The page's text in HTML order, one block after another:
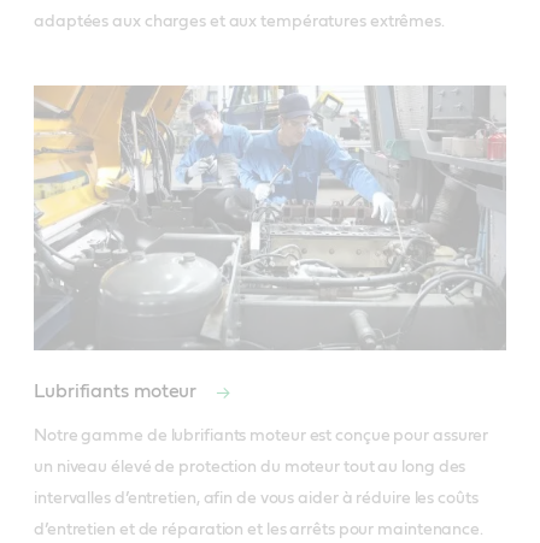
adaptées aux charges et aux températures extrêmes.
Lubrifiants moteur
Notre gamme de lubrifiants moteur est conçue pour assurer
un niveau élevé de protection du moteur tout au long des
intervalles d’entretien, afin de vous aider à réduire les coûts
d’entretien et de réparation et les arrêts pour maintenance.